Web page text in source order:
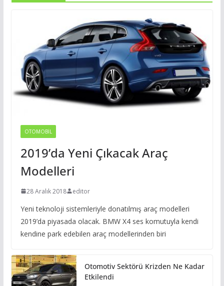
OTOMOBIL
2019’da Yeni Çıkacak Araç
Modelleri
28 Aralık 2018 editor
Yeni teknoloji sistemleriyle donatılmış araç modelleri
2019’da piyasada olacak. BMW X4 ses komutuyla kendi
kendine park edebilen araç modellerinden biri
Otomotiv Sektörü Krizden Ne Kadar
Etkilendi